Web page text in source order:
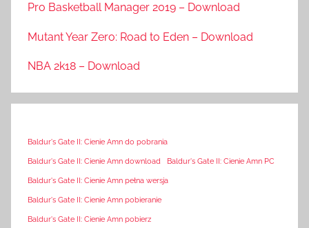
Pro Basketball Manager 2019 – Download
Mutant Year Zero: Road to Eden – Download
NBA 2k18 – Download
Baldur's Gate II: Cienie Amn do pobrania
Baldur's Gate II: Cienie Amn download Baldur's Gate II: Cienie Amn PC
Baldur's Gate II: Cienie Amn pełna wersja
Baldur's Gate II: Cienie Amn pobieranie
Baldur's Gate II: Cienie Amn pobierz